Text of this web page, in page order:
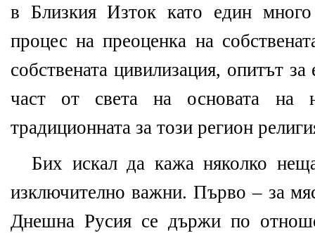
в Близкия Изток като един
процес на преоценка на
собствената цивилизация, опитът
част от света на основата на
традиционната за този регион
Бих искал да кажа няколко
изключително важни. Първо – за
Днешна Русия се държи по